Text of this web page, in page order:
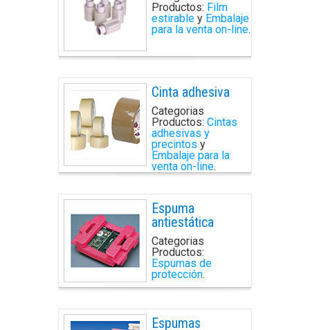
Productos: Film
estirable y Embalaje
para la venta on-line.
Cinta adhesiva
Categorias
Productos: Cintas
adhesivas y
precintos y
Embalaje para la
venta on-line.
Espuma
antiestática
Categorias
Productos:
Espumas de
protección.
Espumas